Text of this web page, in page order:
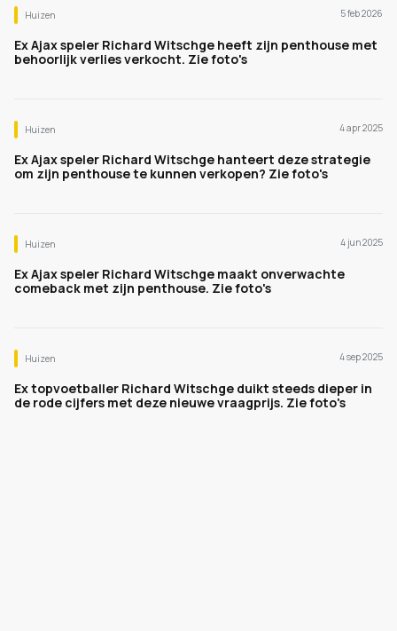
Huizen 5 feb 2026
Ex Ajax speler Richard Witschge heeft zijn penthouse met
behoorlijk verlies verkocht. Zie foto's
Huizen 4 apr 2025
Ex Ajax speler Richard Witschge hanteert deze strategie
om zijn penthouse te kunnen verkopen? Zie foto's
Huizen 4 jun 2025
Ex Ajax speler Richard Witschge maakt onverwachte
comeback met zijn penthouse. Zie foto's
Huizen 4 sep 2025
Ex topvoetballer Richard Witschge duikt steeds dieper in
de rode cijfers met deze nieuwe vraagprijs. Zie foto's